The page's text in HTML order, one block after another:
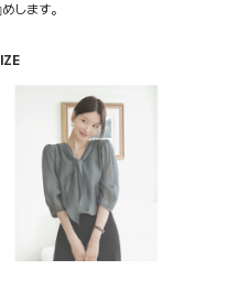
します。